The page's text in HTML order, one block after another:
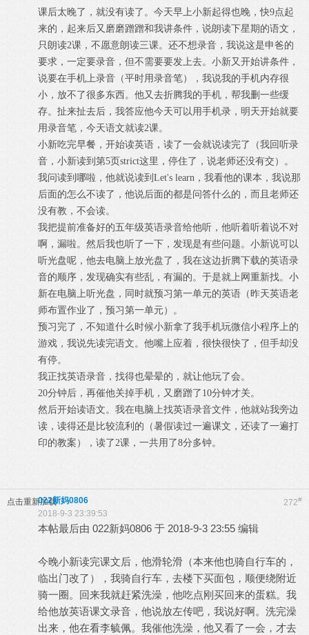
课后太晚了，就没有读了。今天早上小新起得也晚，快9点起
来的，起来后又磨磨蹭蹭和我讲条件，说朗读下星期的语文，
只朗读2课，不愿意朗读三课。还不想录音，我说这是申爸的
要求，一定要录音，但不需要要发上去。小新又开始讲条件，
说要在手机上录音（平时用录音笔），我说我的手机内存很
小，放不了很多东西。他又去折腾我的手机，帮我删一些缓
存。扯来扯去后，我答应他今天可以用手机录，明天开始就要
用录音笔，今天语文就读2课。
小新吃完早餐，开始读英语，读了一会就说读完了（我回听录
音，小新读到第5页strict这里，停住了，说老师还没有交）。
我问读到哪啦，他就说读到Let's learn，我看他的课本，我说那
后面的怎么不读了，他说后面的都是问答什么的，而且老师还
没有教，不会读。
我把提前准备好的五年级英语录音给他听，他听着听着说不对
啊，漏啦。然后我也听了一下，发现是有些问题。小新说可以
听光盘呢，他去电脑上放光盘了，我在这边折腾下载的英语录
音的顺序，发现确实有些乱，有漏的。于是就上网重新找。小
新在电脑上听光盘，同时就预习第一单元的英语（昨天英语老
师布置作业了，预习第一单元）。
预习完了，不知道什么时候小新拿了我手机玩微信小程序上的
游戏，我说先读完语文。他嘴上应着，很快很快了，但手却没
有停。
我正找英语录音，找得也晕晕的，就让他玩了会。
20分钟后，再催他关掉手机，又磨蹭了10分钟才关。
然后开始读语文。我在电脑上找英语录音文件，他就站我旁边
读，读得还是比较流利的（暑假读过一遍课文，还读了一遍打
印的教案），读了2课，一共用了8分多钟。
点击重新加载 272#
022新妈0806
2018-9-3 23:39:53
本帖最后由 022新妈0806 于 2018-9-3 23:55 编辑
今晚小新读完课文后，他滑轮滑（本来他也骑自行车的，
临出门改了），我骑自行车，去楼下买面包，顺便绕附近
骑一圈。回来我就赶紧洗澡，他吃点刚买回来的蛋糕。我
给他放英语课文录音，他说放左传吧，我说好啊。洗完澡
出来，他在看李毓佩。我催他洗澡，他又看了一会，才去